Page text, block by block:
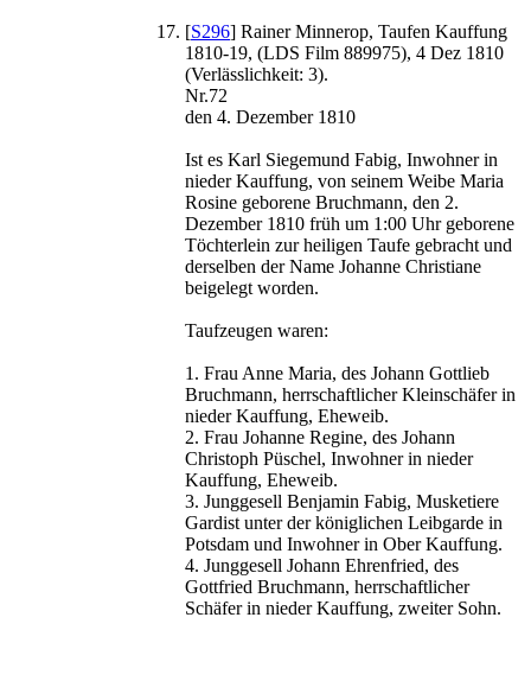
[S296] Rainer Minnerop, Taufen Kauffung
1810-19, (LDS Film 889975), 4 Dez 1810
(Verlässlichkeit: 3).
Nr.72
den 4. Dezember 1810
Ist es Karl Siegemund Fabig, Inwohner in
nieder Kauffung, von seinem Weibe Maria
Rosine geborene Bruchmann, den 2.
Dezember 1810 früh um 1:00 Uhr geborene
Töchterlein zur heiligen Taufe gebracht und
derselben der Name Johanne Christiane
beigelegt worden.
Taufzeugen waren:
1. Frau Anne Maria, des Johann Gottlieb
Bruchmann, herrschaftlicher Kleinschäfer in
nieder Kauffung, Eheweib.
2. Frau Johanne Regine, des Johann
Christoph Püschel, Inwohner in nieder
Kauffung, Eheweib.
3. Junggesell Benjamin Fabig, Musketiere
Gardist unter der königlichen Leibgarde in
Potsdam und Inwohner in Ober Kauffung.
4. Junggesell Johann Ehrenfried, des
Gottfried Bruchmann, herrschaftlicher
Schäfer in nieder Kauffung, zweiter Sohn.